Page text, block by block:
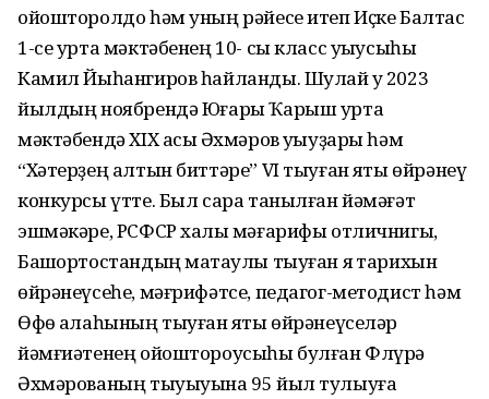
ойошторолдо һəм уның рəйесе итеп Иҫке Балтас
1-се урта мəктəбенең 10- сы класс уҡыусыһы
Камил Йыһангиров һайланды. Шулай уҡ 2023
йылдың ноябрендə Юғары Ҡарыш урта
мəктəбендə XIX асыҡ Əхмəров уҡыуҙары һəм
“Хəтерҙең алтын биттəре” VI тыуған яҡты өйрəнеү
конкурсы үтте. Был сара танылған йəмəғəт
эшмəкəре, РСФСР халыҡ мəғарифы отличнигы,
Башҡортостандың маҡтаулы тыуған яҡ тарихын
өйрəнеүсеһе, мəғрифəтсе, педагог-методист һəм
Өфө ҡалаһының тыуған яҡты өйрəнеүселəр
йəмғиəтенең ойоштороусыһы булған Флүрə
Əхмəрованың тыуыуына 95 йыл тулыуға